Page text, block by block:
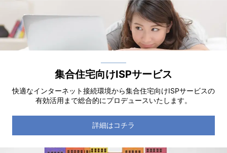
集合住宅向けISPサービス
快適なインターネット接続環境から集合住宅向けISPサービスの
有効活用まで総合的にプロデュースいたします。
詳細はコチラ